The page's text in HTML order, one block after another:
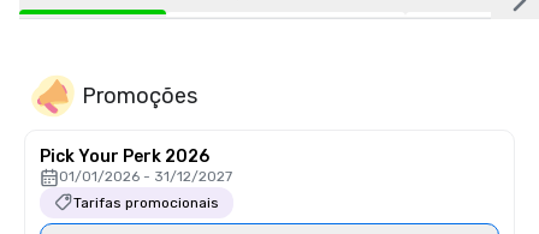
Promoções
Pick Your Perk 2026
01/01/2026 - 31/12/2027
Tarifas promocionais